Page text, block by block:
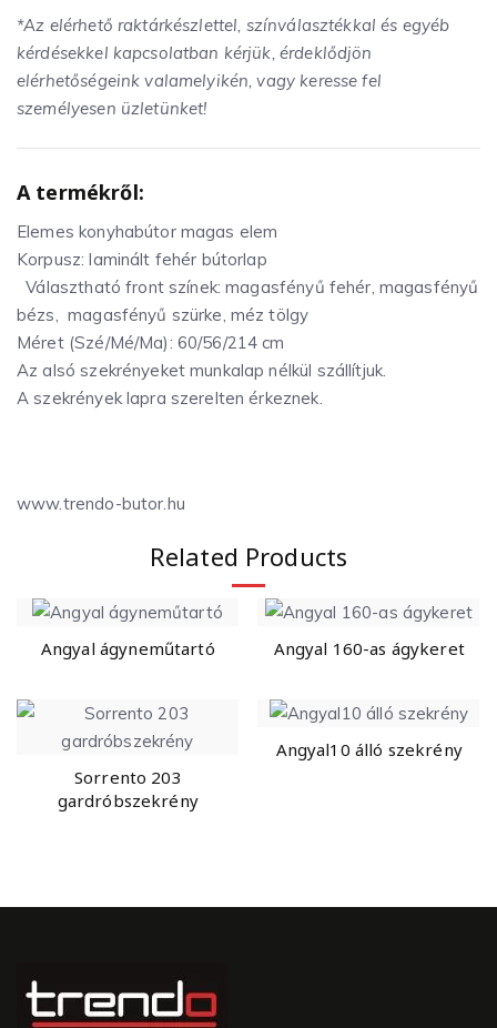
*Az elérhető raktárkészlettel, színválasztékkal és egyéb
kérdésekkel kapcsolatban kérjük, érdeklődjön
elérhetőségeink valamelyikén, vagy keresse fel
személyesen üzletünket!
A termékről:
Elemes konyhabútor magas elem
Korpusz: laminált fehér bútorlap
Választható front színek: magasfényű fehér, magasfényű
bézs, magasfényű szürke, méz tölgy
Méret (Szé/Mé/Ma): 60/56/214 cm
Az alsó szekrényeket munkalap nélkül szállítjuk.
A szekrények lapra szerelten érkeznek.
www.trendo-butor.hu
Related Products
Angyal ágyneműtartó Angyal 160-as ágykeret
Sorrento 203
gardróbszekrény
Angyal10 álló szekrény